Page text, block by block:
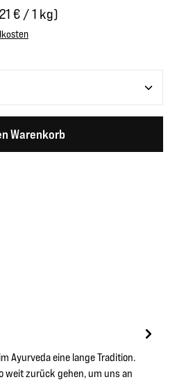
€ / 1 kg)
Warenkorb
Ayurveda eine lange Tradition.
weit zurück gehen, um uns an